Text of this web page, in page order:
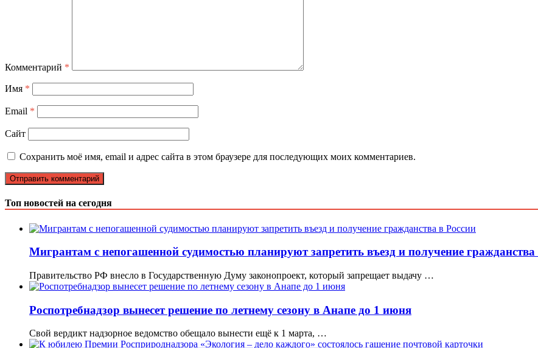
Комментарий *
Имя *
Email *
Сайт
Сохранить моё имя, email и адрес сайта в этом браузере для последующих моих комментариев.
Топ новостей на сегодня
Мигрантам с непогашенной судимостью планируют запретить въезд и получение гражданства
Правительство РФ внесло в Государственную Думу законопроект, который запрещает выдачу …
Роспотребнадзор вынесет решение по летнему сезону в Анапе до 1 июня
Свой вердикт надзорное ведомство обещало вынести ещё к 1 марта, …